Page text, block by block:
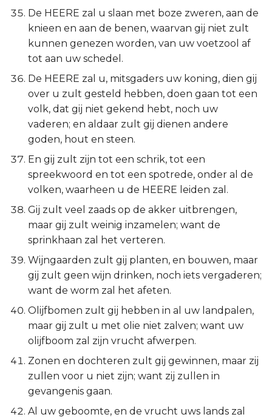
De HEERE zal u slaan met boze zweren, aan de
knieen en aan de benen, waarvan gij niet zult
kunnen genezen worden, van uw voetzool af
tot aan uw schedel.
De HEERE zal u, mitsgaders uw koning, dien gij
over u zult gesteld hebben, doen gaan tot een
volk, dat gij niet gekend hebt, noch uw
vaderen; en aldaar zult gij dienen andere
goden, hout en steen.
En gij zult zijn tot een schrik, tot een
spreekwoord en tot een spotrede, onder al de
volken, waarheen u de HEERE leiden zal.
Gij zult veel zaads op de akker uitbrengen,
maar gij zult weinig inzamelen; want de
sprinkhaan zal het verteren.
Wijngaarden zult gij planten, en bouwen, maar
gij zult geen wijn drinken, noch iets vergaderen;
want de worm zal het afeten.
Olijfbomen zult gij hebben in al uw landpalen,
maar gij zult u met olie niet zalven; want uw
olijfboom zal zijn vrucht afwerpen.
Zonen en dochteren zult gij gewinnen, maar zij
zullen voor u niet zijn; want zij zullen in
gevangenis gaan.
Al uw geboomte, en de vrucht uws lands zal